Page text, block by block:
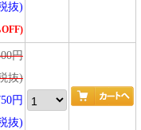
抜)
円
抜)
円
抜)